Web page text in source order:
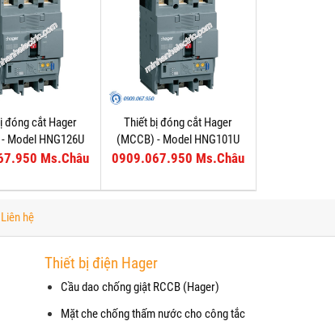
đóng cắt Hager
Model HNG126U
Ms.Châu
Thiết bị đóng cắt Hager
(MCCB) - Model HNG101U
0909.067.950 Ms.Châu
Liên hệ
Thiết bị điện Hager
Cầu dao chống giật RCCB (Hager)
Mặt che chống thấm nước cho công tắc